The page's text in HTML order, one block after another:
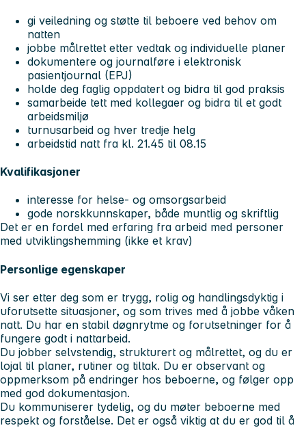
gi veiledning og støtte til beboere ved behov om
natten
jobbe målrettet etter vedtak og individuelle planer
dokumentere og journalføre i elektronisk
pasientjournal (EPJ)
holde deg faglig oppdatert og bidra til god praksis
samarbeide tett med kollegaer og bidra til et godt
arbeidsmiljø
turnusarbeid og hver tredje helg
arbeidstid natt fra kl. 21.45 til 08.15
Kvalifikasjoner
interesse for helse- og omsorgsarbeid
gode norskkunnskaper, både muntlig og skriftlig
Det er en fordel med erfaring fra arbeid med personer
med utviklingshemming (ikke et krav)
Personlige egenskaper
Vi ser etter deg som er trygg, rolig og handlingsdyktig i
uforutsette situasjoner, og som trives med å jobbe våken
natt. Du har en stabil døgnrytme og forutsetninger for å
fungere godt i nattarbeid.
Du jobber selvstendig, strukturert og målrettet, og du er
lojal til planer, rutiner og tiltak. Du er observant og
oppmerksom på endringer hos beboerne, og følger opp
med god dokumentasjon.
Du kommuniserer tydelig, og du møter beboerne med
respekt og forståelse. Det er også viktig at du er god til å